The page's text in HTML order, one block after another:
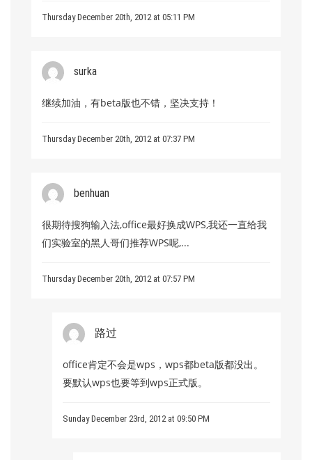
Thursday December 20th, 2012 at 05:11 PM
surka
继续加油，有beta版也不错，坚决支持！
Thursday December 20th, 2012 at 07:37 PM
benhuan
很期待搜狗输入法,office最好换成WPS,我还一直给我
们实验室的黑人哥们推荐WPS呢,...
Thursday December 20th, 2012 at 07:57 PM
路过
office肯定不会是wps，wps都beta版都没出。
要默认wps也要等到wps正式版。
Sunday December 23rd, 2012 at 09:50 PM